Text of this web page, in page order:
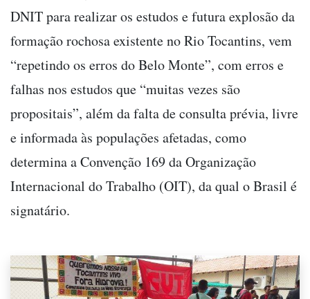
DNIT para realizar os estudos e futura explosão da
formação rochosa existente no Rio Tocantins, vem
“repetindo os erros do Belo Monte”, com erros e
falhas nos estudos que “muitas vezes são
propositais”, além da falta de consulta prévia, livre
e informada às populações afetadas, como
determina a Convenção 169 da Organização
Internacional do Trabalho (OIT), da qual o Brasil é
signatário.